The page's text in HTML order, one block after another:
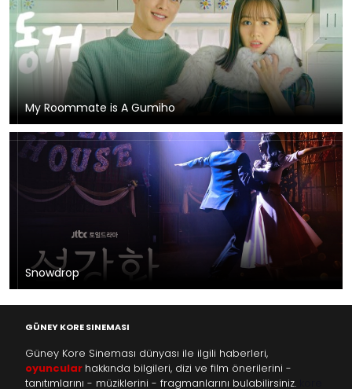
My Roommate is A Gumiho
Snowdrop
GÜNEY KORE SINEMASI
Güney Kore Sineması dünyası ile ilgili haberleri,
oyuncular hakkında bilgileri, dizi ve film önerilerini -
tanıtımlarını - müziklerini - fragmanlarını bulabilirsiniz.